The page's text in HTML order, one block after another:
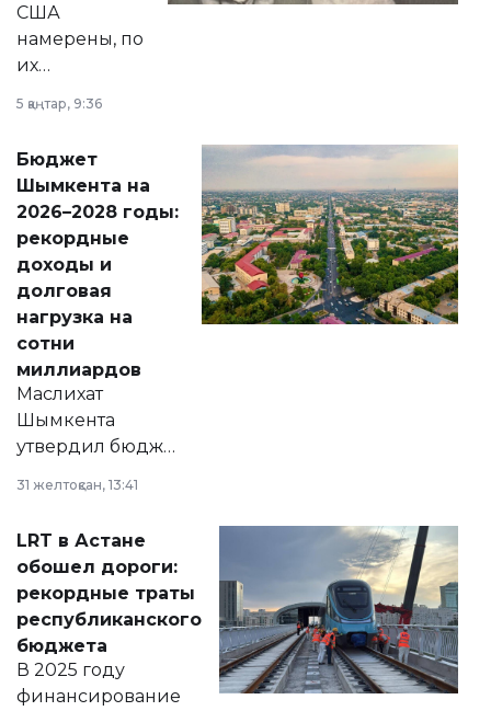
США
намерены, по
их
принести
народу
Венесуэлы.
5 қаңтар, 9:36
Бюджет
Шымкента на
2026–2028 годы:
рекордные
доходы и
долговая
нагрузка на
сотни
миллиардов
Маслихат
Шымкента
утвердил бюджет
2028 годы.
документ
появился в базе
нормативных
правовых актов и
на сайте маслихат
города.
31 желтоқсан, 13:41
LRT в Астане
обошел дороги:
рекордные траты
республиканского
бюджета
В 2025 году
финансирование